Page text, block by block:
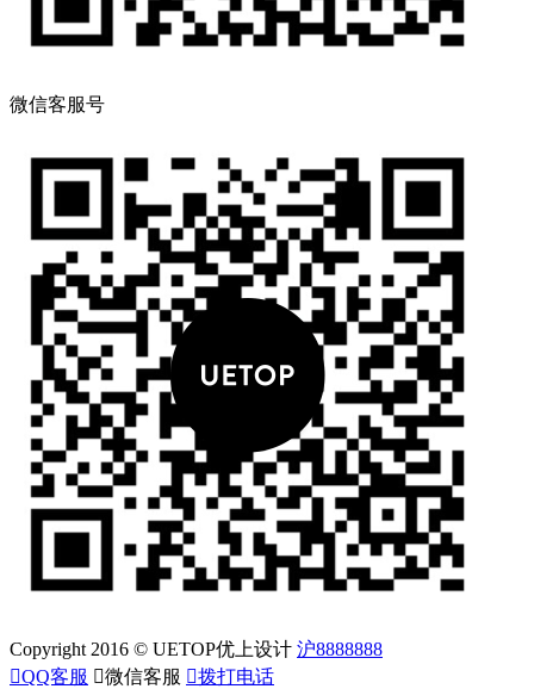
微信客服号
Copyright 2016 © UETOP优上设计 沪8888888
QQ客服 微信客服 拨打电话